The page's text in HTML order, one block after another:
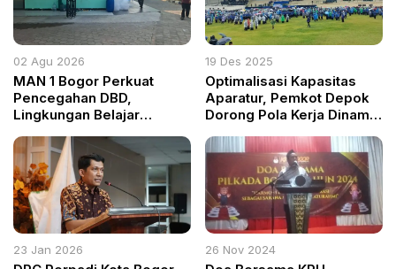
02 Agu 2026
MAN 1 Bogor Perkuat
Pencegahan DBD,
Lingkungan Belajar
19 Des 2025
Optimalisasi Kapasitas
Aparatur, Pemkot Depok
Dorong Pola Kerja Dinamis
23 Jan 2026 26 Nov 2024